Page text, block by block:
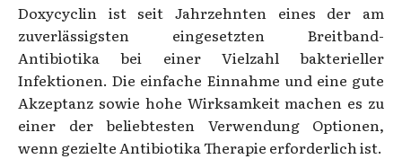
Doxycyclin ist seit Jahrzehnten eines der am
zuverlässigsten eingesetzten Breitband-
Antibiotika bei einer Vielzahl bakterieller
Infektionen. Die einfache Einnahme und eine gute
Akzeptanz sowie hohe Wirksamkeit machen es zu
einer der beliebtesten Verwendung Optionen,
wenn gezielte Antibiotika Therapie erforderlich ist.